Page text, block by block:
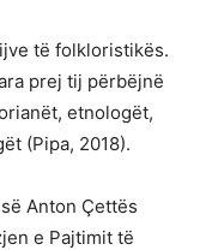
të folkloristikës.
prej tij përbëjnë
etnologët,
(Pipa, 2018).
Anton Çettës
e Pajtimit të